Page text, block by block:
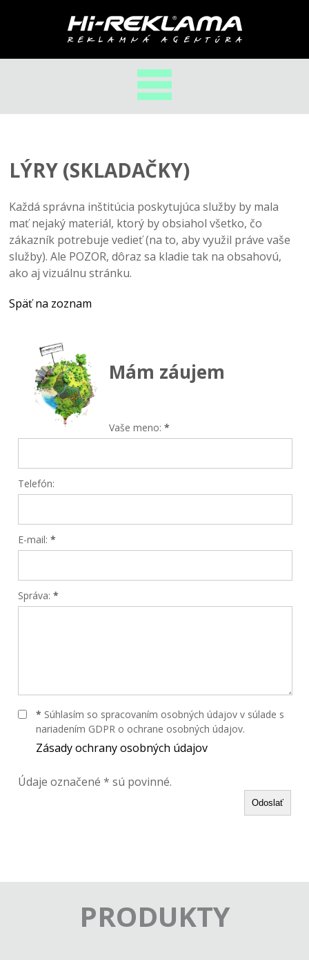
LÝRY (SKLADAČKY)
Každá správna inštitúcia poskytujúca služby by mala
mať nejaký materiál, ktorý by obsiahol všetko, čo
zákazník potrebuje vedieť (na to, aby využil práve vaše
služby). Ale POZOR, dôraz sa kladie tak na obsahovú,
ako aj vizuálnu stránku.
Späť na zoznam
Mám záujem
Vaše meno: *
Telefón:
E-mail:*
Správa:*
* Súhlasím so spracovaním osobných údajov v súlade s
nariadením GDPR o ochrane osobných údajov.
Zásady ochrany osobných údajov
Údaje označené * sú povinné.
Odoslať
PRODUKTY